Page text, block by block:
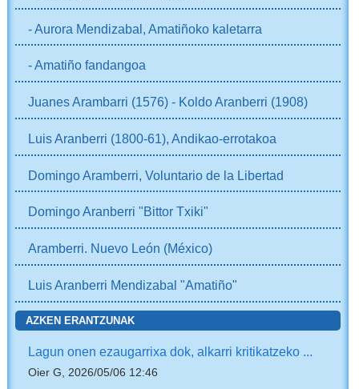
- Aurora Mendizabal, Amatiñoko kaletarra
- Amatiño fandangoa
Juanes Arambarri (1576) - Koldo Aranberri (1908)
Luis Aranberri (1800-61), Andikao-errotakoa
Domingo Aramberri, Voluntario de la Libertad
Domingo Aranberri "Bittor Txiki"
Aramberri. Nuevo León (México)
Luis Aranberri Mendizabal "Amatiño"
AZKEN ERANTZUNAK
Lagun onen ezaugarrixa dok, alkarri kritikatzeko ...
Oier G, 2026/05/06 12:46